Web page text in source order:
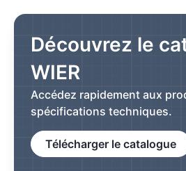
Découvrez le
WIER
Accédez rapidement aux
spécifications techniques.
Télécharger le catalogue